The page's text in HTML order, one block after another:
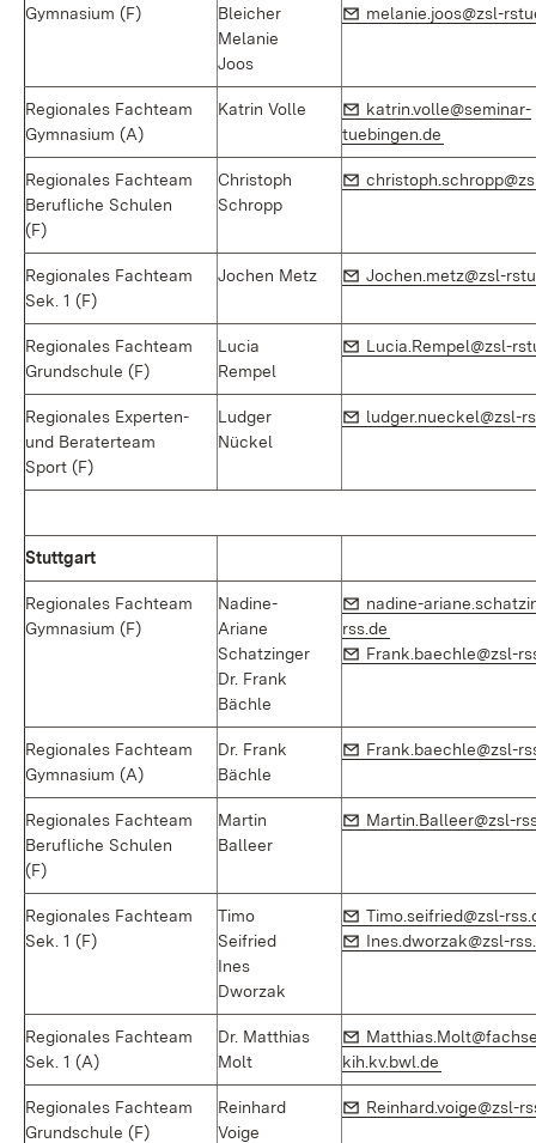
Gymnasium (F)
Bleicher
Melanie
Joos
E-Mail:
melanie.joos@zsl-
Regionales Fachteam
Gymnasium (A)
Katrin Volle E-Mail:
katrin.volle@seminar-
tuebingen.de
Regionales Fachteam
Berufliche Schulen
(F)
Christoph
Schropp
E-Mail:
Regionales Fachteam
Sek. 1 (F)
Jochen Metz E-Mail:
Jochen.metz@zsl-
Regionales Fachteam
Grundschule (F)
Lucia
Rempel
E-Mail:
Lucia.Rempel@zsl-
Regionales Experten-
und Beraterteam
Sport (F)
Ludger
Nückel
E-Mail:
ludger.nueckel@zsl-
Stuttgart
Regionales Fachteam
Gymnasium (F)
Nadine-
Ariane
Schatzinger
Dr. Frank
Bächle
E-Mail:
nadine-
rss.de
E-Mail:
Frank.baechle@zsl-
Regionales Fachteam
Gymnasium (A)
Dr. Frank
Bächle
E-Mail:
Frank.baechle@zsl-
Regionales Fachteam
Berufliche Schulen
(F)
Martin
Balleer
E-Mail:
Martin.Balleer@zsl-
Regionales Fachteam
Sek. 1 (F)
Timo
Seifried
Ines
Dworzak
E-Mail:
Timo.seifried@zsl-
E-Mail:
Ines.dworzak@zsl-
Regionales Fachteam
Sek. 1 (A)
Dr. Matthias
Molt
E-Mail:
kih.kv.bwl.de
Regionales Fachteam
Grundschule (F)
Reinhard
Voige
E-Mail:
Reinhard.voige@zsl-